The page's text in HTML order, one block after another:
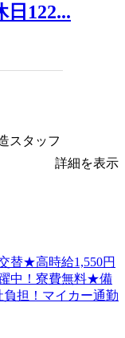
122...
スタッフ
詳細を表示